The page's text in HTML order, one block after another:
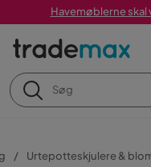
Havemøblerne skal
Urtepotteskjulere &